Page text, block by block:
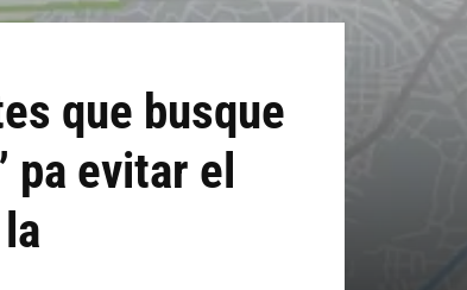
que busque
evitar el